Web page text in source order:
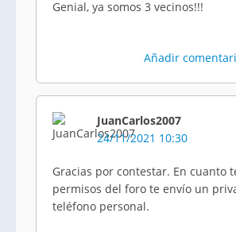
Genial, ya somos 3 vecinos!!!
Añadir
JuanCarlos2007
24/11/2021 10:30
Gracias por contestar. En cuanto
permisos del foro te envío un
teléfono personal.